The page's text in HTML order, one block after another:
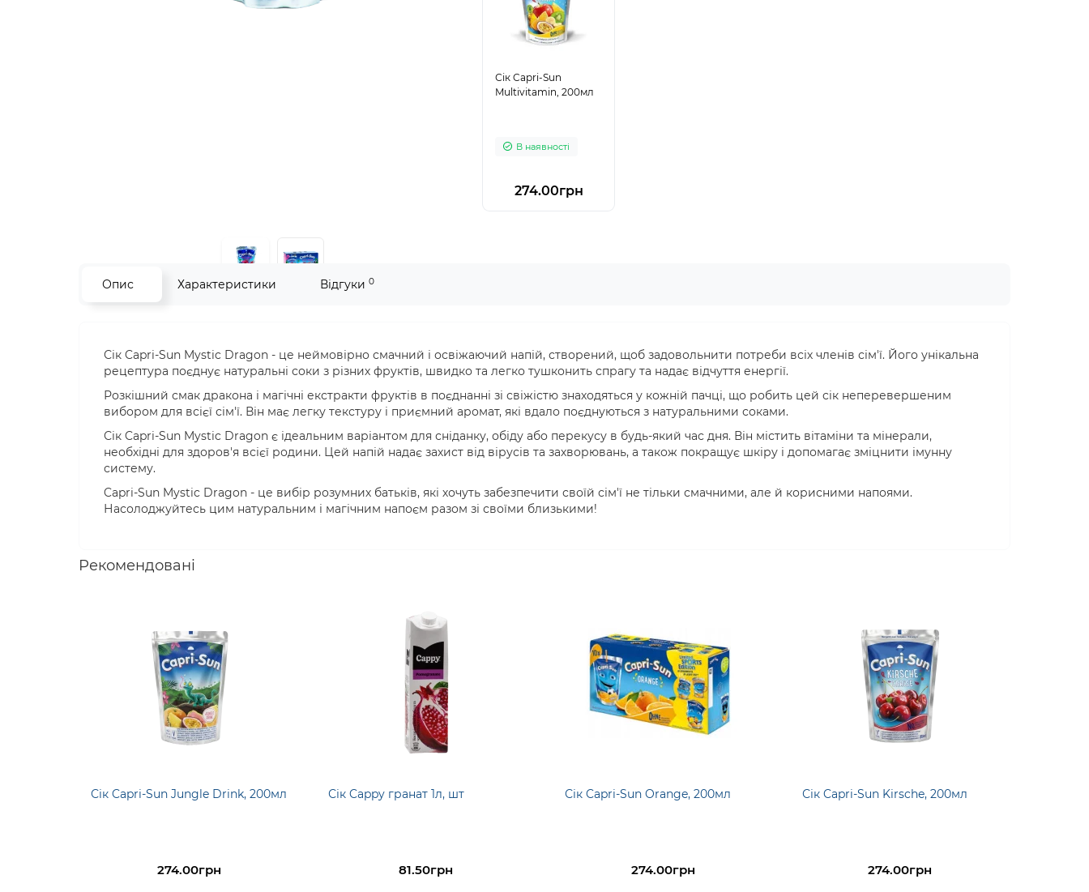
Сік Capri-Sun
Multivitamin, 200мл
В наявності
274.00грн
Опис Характеристики Відгуки 0
Сік Capri-Sun Mystic Dragon - це неймовірно смачний і освіжаючий напій, створений, щоб задовольнити потреби всіх членів сім'ї. Його унікальна
рецептура поєднує натуральні соки з різних фруктів, швидко та легко тушконить спрагу та надає відчуття енергії.
Розкішний смак дракона і магічні екстракти фруктів в поєднанні зі свіжістю знаходяться у кожній пачці, що робить цей сік неперевершеним
вибором для всієї сім'ї. Він має легку текстуру і приємний аромат, які вдало поєднуються з натуральними соками.
Сік Capri-Sun Mystic Dragon є ідеальним варіантом для сніданку, обіду або перекусу в будь-який час дня. Він містить вітаміни та мінерали,
необхідні для здоров'я всієї родини. Цей напій надає захист від вірусів та захворювань, а також покращує шкіру і допомагає зміцнити імунну
систему.
Capri-Sun Mystic Dragon - це вибір розумних батьків, які хочуть забезпечити своїй сім'ї не тільки смачними, але й корисними напоями.
Насолоджуйтесь цим натуральним і магічним напоєм разом зі своїми близькими!
Рекомендовані
Сік Capri-Sun Jungle Drink, 200мл
274.00грн
Сік Cappy гранат 1л, шт
81.50грн
Сік Capri-Sun Orange, 200мл
274.00грн
Сік Capri-Sun Kirsche, 200мл
274.00грн